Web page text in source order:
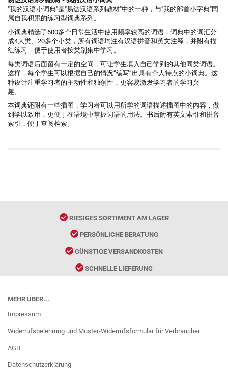
"我的汉语小词典"是"易达汉语系列教材"中的一种，与"我的部首小字典"同
属自我积累的练习型词典系列。
小词典精选了600多个日常生活中使用频率较高的词语，词典中的词汇分
成4大类、20多个小类，所有词语均注有汉语拼音和英文注释，并附有描
红练习，便于使用者按类别集中学习。
每类词语后面留有一定的空间，可让学生填入自己学到的其他同类词语。
这样，每个学生可以根据自己的情况“编写”出具有个人特点的小词典。这
种设计注重学习者的主动性和独创性，更容易激发学习者的学习兴
趣。
本词典还附有一些插图，学习者可以用所学的词语描述插图中的内容，做
到学以致用，更便于在语境中掌握词语的用法。书后附有英文索引和拼音
索引，便于查阅检索。
RIESIGES SORTIMENT AM LAGER
PERSÖNLICHE BERATUNG
GÜNSTIGE VERSANDKOSTEN
SCHNELLE LIEFERUNG
MEHR ÜBER...
Impressum
Widerrufsbelehrung und Muster-Widerrufsformular für Verbraucher
AGB
Datenschutzerklärung